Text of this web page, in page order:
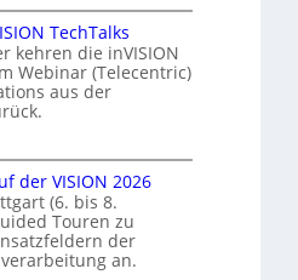
TechTalks
kehren die inVISION
Webinar (Telecentric)
aus der
der VISION 2026
(6. bis 8.
Touren zu
der
an.